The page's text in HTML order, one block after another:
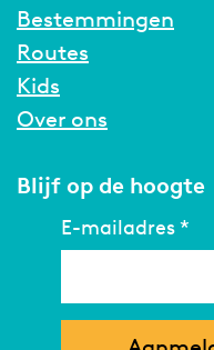
Bestemmingen
Routes
Kids
Over ons
Blijf op de hoogte
E-mailadres*